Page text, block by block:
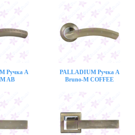
Ручка A
AB
PALLADIUM Ручка A
Bruno-M COFFEE